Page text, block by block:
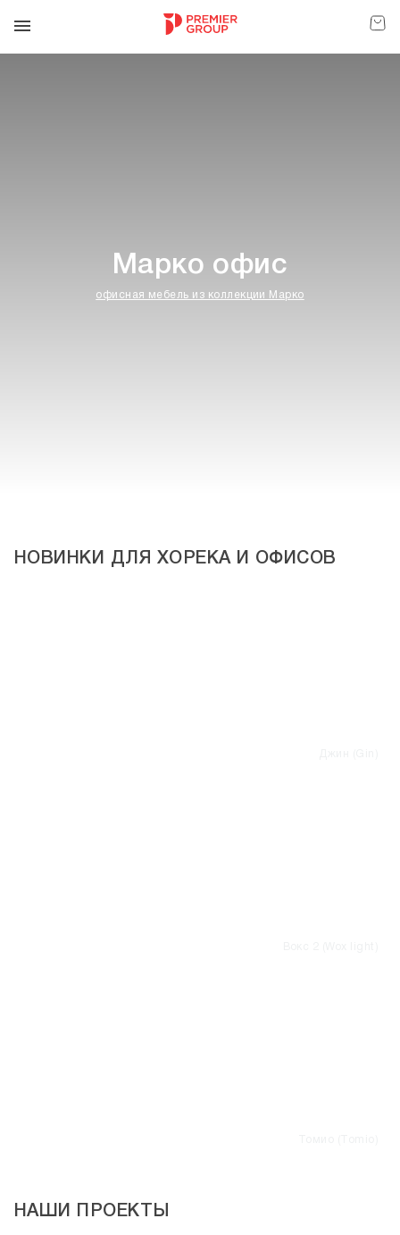
Модульный диван
Стампо (Stampo)
Марко офис
офисная мебель из коллекции Mарко
Cesto
yличная мебель в наличии
НОВИНКИ ДЛЯ ХОРЕКА И ОФИСОВ
НАШИ ПРОЕКТЫ